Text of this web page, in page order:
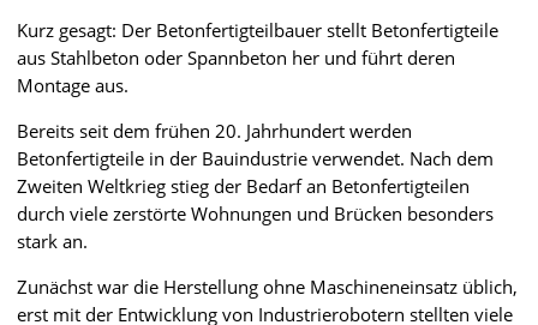
Kurz gesagt: Der Betonfertigteilbauer stellt Betonfertigteile
aus Stahlbeton oder Spannbeton her und führt deren
Montage aus.
Bereits seit dem frühen 20. Jahrhundert werden
Betonfertigteile in der Bauindustrie verwendet. Nach dem
Zweiten Weltkrieg stieg der Bedarf an Betonfertigteilen
durch viele zerstörte Wohnungen und Brücken besonders
stark an.
Zunächst war die Herstellung ohne Maschineneinsatz üblich,
erst mit der Entwicklung von Industrierobotern stellten viele